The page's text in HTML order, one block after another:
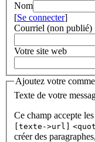
Nom
[Se connecter]
Courriel (non publié)
Votre site web
Ajoutez votre
Texte de votre
Ce champ accepte
[texte->url]
créer des